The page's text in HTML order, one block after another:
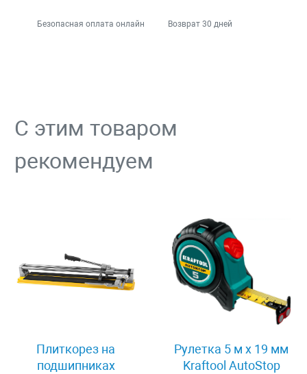
Безопасная оплата онлайн Возврат 30 дней
С этим товаром
рекомендуем
Плиткорез на
подшипниках
Рулетка 5 м x 19 мм
Kraftool AutoStop